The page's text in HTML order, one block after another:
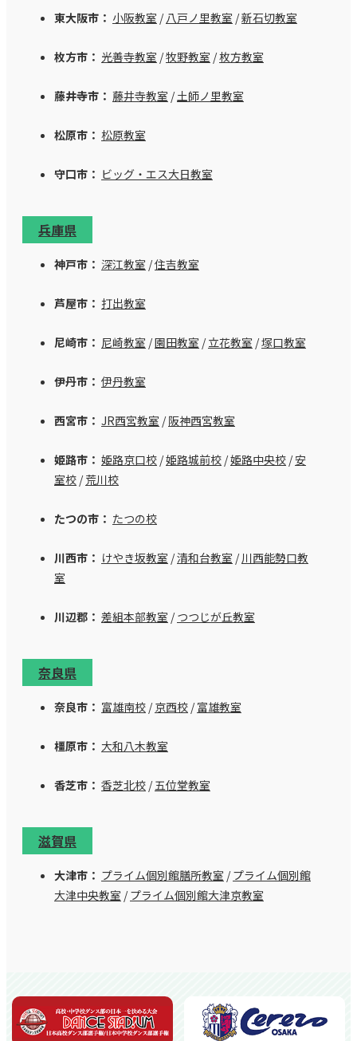
東大阪市： 小阪教室 /八戸ノ里教室 /新石切教室
枚方市： 光善寺教室 /牧野教室 /枚方教室
藤井寺市： 藤井寺教室 /土師ノ里教室
松原市： 松原教室
守口市： ビッグ・エス大日教室
兵庫県
神戸市： 深江教室 /住吉教室
芦屋市： 打出教室
尼崎市： 尼崎教室 /園田教室 /立花教室 /塚口教室
伊丹市： 伊丹教室
西宮市： JR西宮教室 /阪神西宮教室
姫路市： 姫路京口校 /姫路城前校 /姫路中央校 /安
室校 /荒川校
たつの市： たつの校
川西市： けやき坂教室 /清和台教室 /川西能勢口教
室
川辺郡： 差組本部教室 /つつじが丘教室
奈良県
奈良市： 富雄南校 /京西校 /富雄教室
橿原市： 大和八木教室
香芝市： 香芝北校 /五位堂教室
滋賀県
大津市： プライム個別館膳所教室 /プライム個別館
大津中央教室 /プライム個別館大津京教室